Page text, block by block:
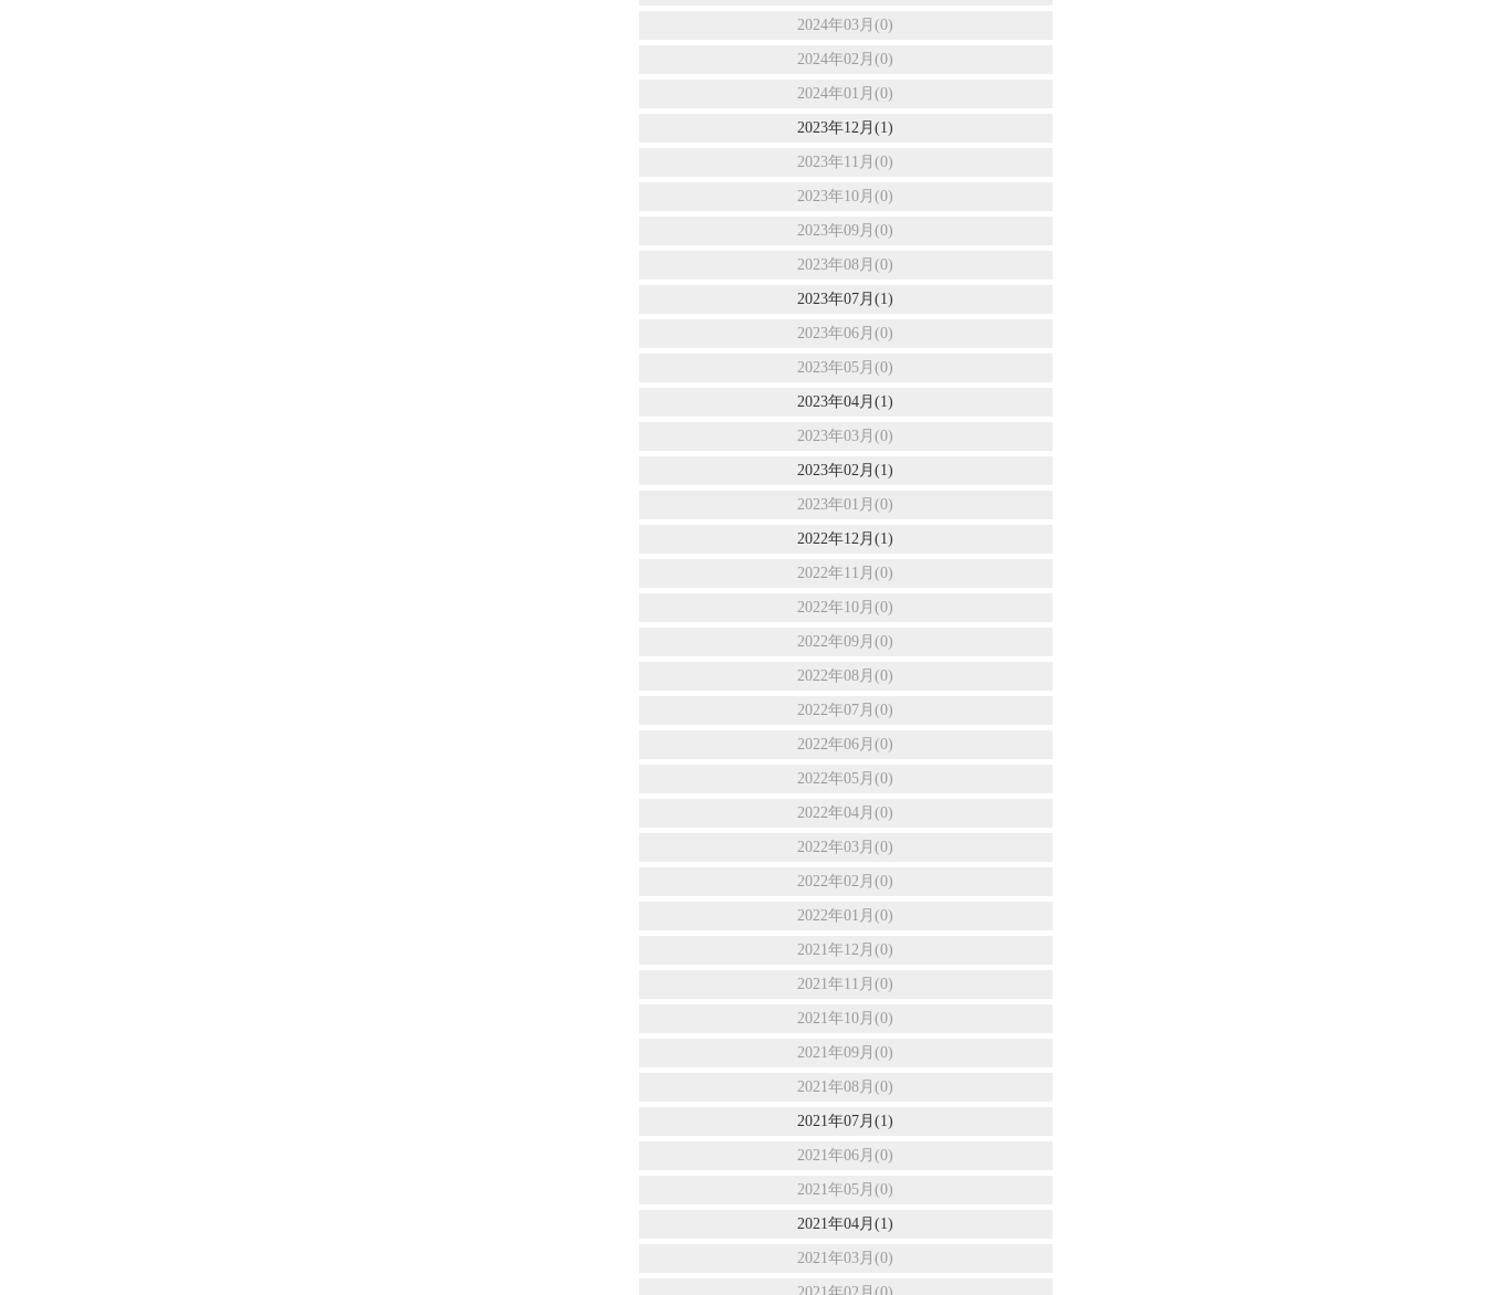
2024年03月(0)
2024年02月(0)
2024年01月(0)
2023年12月(1)
2023年11月(0)
2023年10月(0)
2023年09月(0)
2023年08月(0)
2023年07月(1)
2023年06月(0)
2023年05月(0)
2023年04月(1)
2023年03月(0)
2023年02月(1)
2023年01月(0)
2022年12月(1)
2022年11月(0)
2022年10月(0)
2022年09月(0)
2022年08月(0)
2022年07月(0)
2022年06月(0)
2022年05月(0)
2022年04月(0)
2022年03月(0)
2022年02月(0)
2022年01月(0)
2021年12月(0)
2021年11月(0)
2021年10月(0)
2021年09月(0)
2021年08月(0)
2021年07月(1)
2021年06月(0)
2021年05月(0)
2021年04月(1)
2021年03月(0)